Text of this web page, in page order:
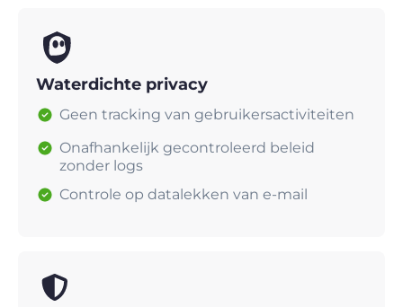
Waterdichte privacy
Geen tracking van gebruikersactiviteiten
Onafhankelijk gecontroleerd beleid
zonder logs
Controle op datalekken van e-mail